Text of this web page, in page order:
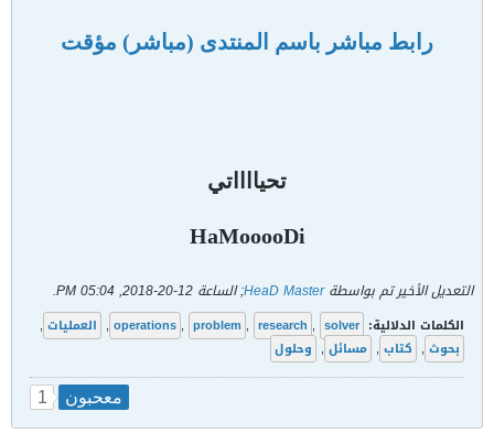
رابط مباشر باسم المنتدى (مباشر) مؤقت
تحيااااتي
HaMooooDi
التعديل الأخير تم بواسطةHeaD Master; الساعة 12-20-2018, 05:04 PM
.
الكلمات الدلالية: operations , problem , research , solver
, العمليات ,
بحوث , كتاب , مسائل , وحلول
معحبون 1